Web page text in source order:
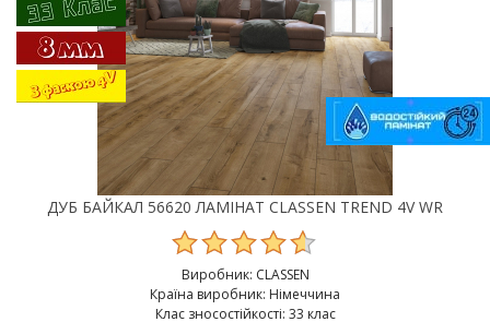
ДУБ БАЙКАЛ 56620 ЛАМІНАТ CLASSEN TREND 4V WR
Виробник: CLASSEN
Країна виробник: Німеччина
Клас зносостійкості: 33 клас